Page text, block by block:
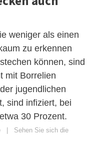
weniger als einen
zu erkennen
können, sind
mit Borrelien
jugendlichen
sind infiziert, bei
30 Prozent.
| Sehen Sie sich die